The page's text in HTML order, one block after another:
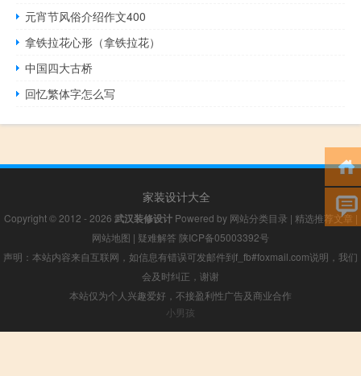
元宵节风俗介绍作文400
拿铁拉花心形（拿铁拉花）
中国四大古桥
回忆繁体字怎么写
家装设计大全
Copyright © 2012 - 2026 武汉装修设计Powered by 网站分类目录 | 精选推荐文章 |
网站地图 | 疑难解答 陕ICP备05003392号
声明：本站内容来自互联网，如信息有错误可发邮件到f_fb#foxmail.com说明，我们
会及时纠正，谢谢
本站仅为个人兴趣爱好，不接盈利性广告及商业合作
小男孩